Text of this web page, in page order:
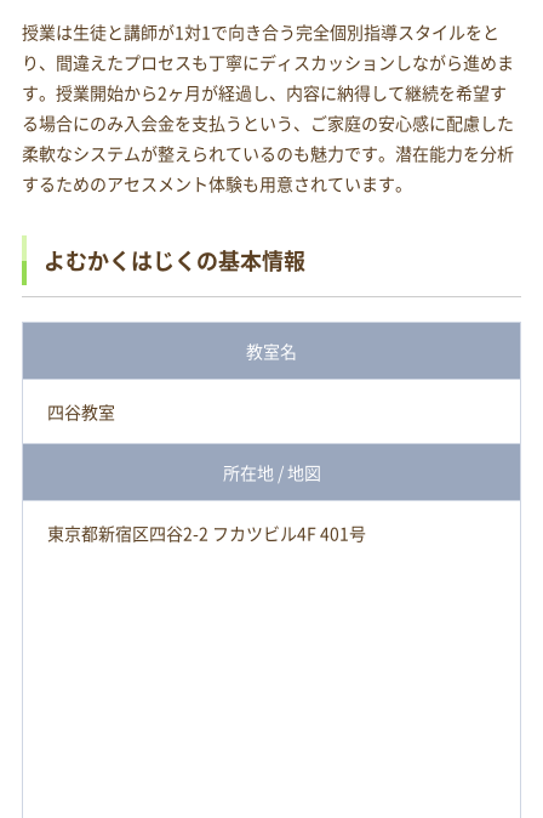
授業は生徒と講師が1対1で向き合う完全個別指導スタイルをと
り、間違えたプロセスも丁寧にディスカッションしながら進めま
す。授業開始から2ヶ月が経過し、内容に納得して継続を希望す
る場合にのみ入会金を支払うという、ご家庭の安心感に配慮した
柔軟なシステムが整えられているのも魅力です。潜在能力を分析
するためのアセスメント体験も用意されています。
よむかくはじくの基本情報
教室名
四谷教室
所在地 / 地図
東京都新宿区四谷2-2 フカツビル4F 401号